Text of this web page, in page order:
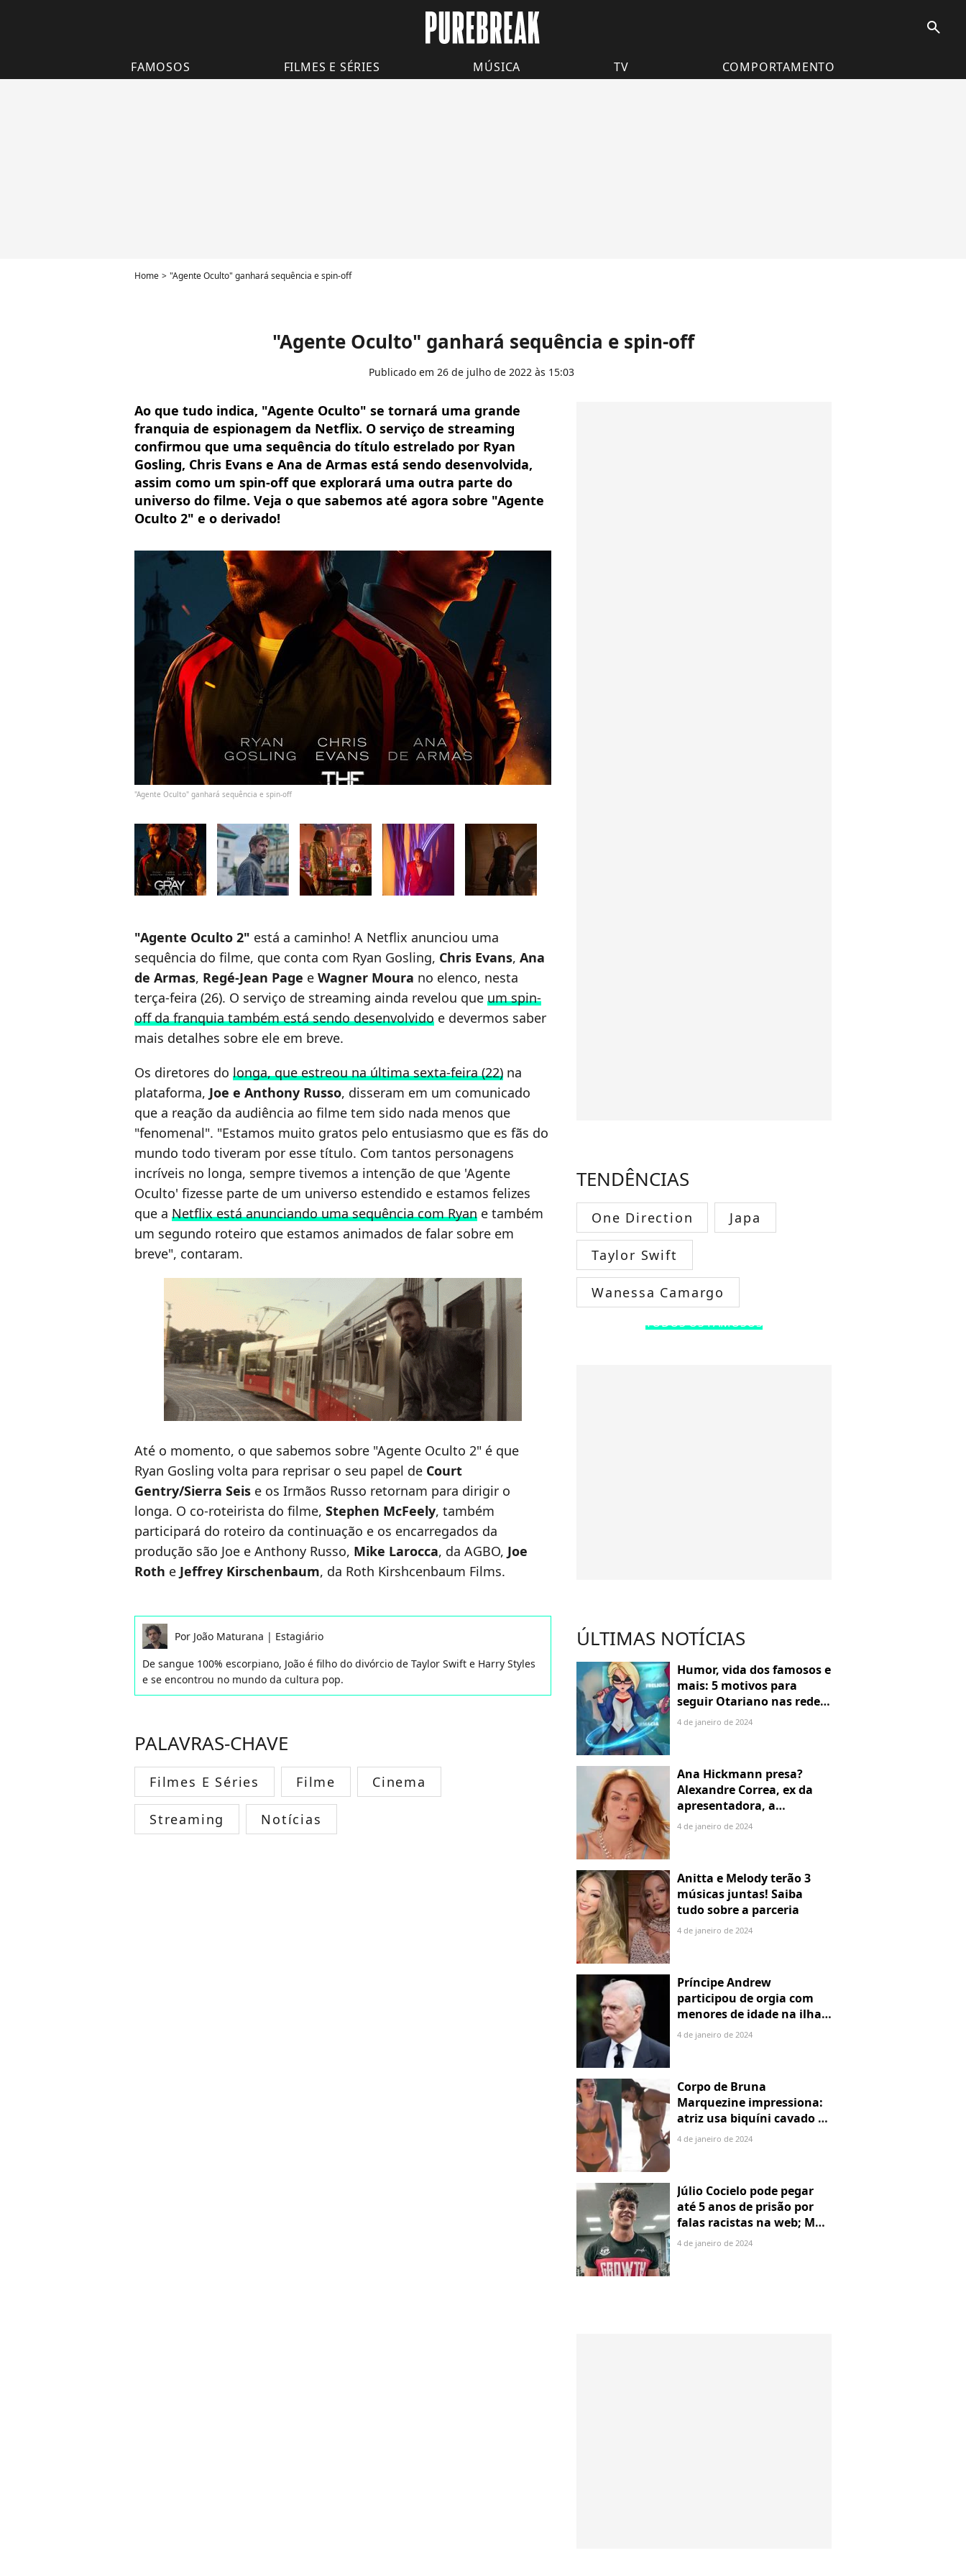
search
FAMOSOS FILMES E SÉRIES MÚSICA TV COMPORTAMENTO
Home "Agente Oculto" ganhará sequência e spin-off
"Agente Oculto" ganhará sequência e spin-off
Publicado em 26 de julho de 2022 às 15:03
Ao que tudo indica, "Agente Oculto" se tornará uma grande
franquia de espionagem da Netflix. O serviço de streaming
confirmou que uma sequência do título estrelado por Ryan
Gosling, Chris Evans e Ana de Armas está sendo desenvolvida,
assim como um spin-off que explorará uma outra parte do
universo do filme. Veja o que sabemos até agora sobre "Agente
Oculto 2" e o derivado!
"Agente Oculto" ganhará sequência e spin-off
"Agente Oculto 2" está a caminho! A Netflix anunciou uma
sequência do filme, que conta com Ryan Gosling, Chris Evans, Ana
de Armas, Regé-Jean Page e Wagner Moura no elenco, nesta
terça-feira (26). O serviço de streaming ainda revelou que um spin-
off da franquia também está sendo desenvolvido e devermos saber
mais detalhes sobre ele em breve.
Os diretores do longa, que estreou na última sexta-feira (22) na
plataforma, Joe e Anthony Russo, disseram em um comunicado
que a reação da audiência ao filme tem sido nada menos que
"fenomenal". "Estamos muito gratos pelo entusiasmo que es fãs do
mundo todo tiveram por esse título. Com tantos personagens
incríveis no longa, sempre tivemos a intenção de que 'Agente
Oculto' fizesse parte de um universo estendido e estamos felizes
que a Netflix está anunciando uma sequência com Ryan e também
um segundo roteiro que estamos animados de falar sobre em
breve", contaram.
Até o momento, o que sabemos sobre "Agente Oculto 2" é que
Ryan Gosling volta para reprisar o seu papel de Court
Gentry/Sierra Seis e os Irmãos Russo retornam para dirigir o
longa. O co-roteirista do filme, Stephen McFeely, também
participará do roteiro da continuação e os encarregados da
produção são Joe e Anthony Russo, Mike Larocca, da AGBO, Joe
Roth e Jeffrey Kirschenbaum, da Roth Kirshcenbaum Films.
Por João Maturana | Estagiário
De sangue 100% escorpiano, João é filho do divórcio de Taylor Swift e Harry Styles
e se encontrou no mundo da cultura pop.
PALAVRAS-CHAVE
Filmes E Séries Filme Cinema
Streaming Notícias
TENDÊNCIAS
One Direction Japa
Taylor Swift
Wanessa Camargo
TODOS OS FAMOSOS
ÚLTIMAS NOTÍCIAS
Humor, vida dos famosos e
mais: 5 motivos para
seguir Otariano nas redes
sociais
4 de janeiro de 2024
Ana Hickmann presa?
Alexandre Correa, ex da
apresentadora, a
denuncia por alienação
4 de janeiro de 2024
Anitta e Melody terão 3
músicas juntas! Saiba
tudo sobre a parceria
4 de janeiro de 2024
Príncipe Andrew
participou de orgia com
menores de idade na ilha
de Jeffrey Epstein, chefe de
4 de janeiro de 2024
Corpo de Bruna
Marquezine impressiona:
atriz usa biquíni cavado e
body chain ao chegar em
4 de janeiro de 2024
Júlio Cocielo pode pegar
até 5 anos de prisão por
falas racistas na web; MPF
identificou 9 posts com
4 de janeiro de 2024